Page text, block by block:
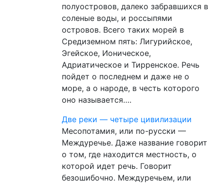
полуостровов, далеко забравшихся в
соленые воды, и россыпями
островов. Всего таких морей в
Средиземном пять: Лигурийское,
Эгейское, Ионическое,
Адриатическое и Тирренское. Речь
пойдет о последнем и даже не о
море, а о народе, в честь которого
оно называется….
Две реки — четыре цивилизации
Месопотамия, или по-русски —
Междуречье. Даже название говорит
о том, где находится местность, о
которой идет речь. Говорит
безошибочно. Междуречьем, или